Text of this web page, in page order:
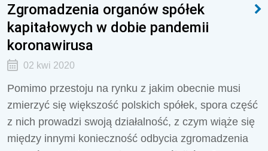
Zgromadzenia organów spółek
kapitałowych w dobie pandemii
koronawirusa
02 kwi 2020
Pomimo przestoju na rynku z jakim obecnie musi
zmierzyć się większość polskich spółek, spora część
z nich prowadzi swoją działalność, z czym wiąże się
między innymi konieczność odbycia zgromadzenia